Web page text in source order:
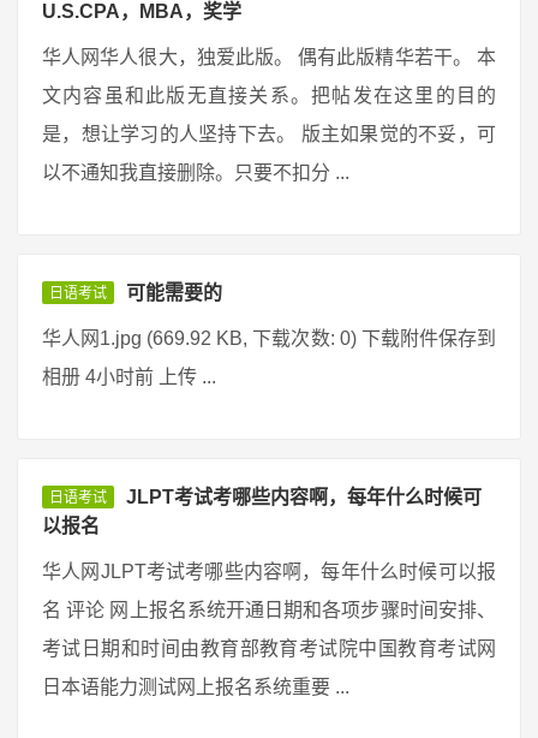
U.S.CPA，MBA，奖学
华人网华人很大，独爱此版。 偶有此版精华若干。 本
文内容虽和此版无直接关系。把帖发在这里的目的
是，想让学习的人坚持下去。 版主如果觉的不妥，可
以不通知我直接删除。只要不扣分 ...
日语考试 可能需要的
华人网1.jpg (669.92 KB, 下载次数: 0) 下载附件保存到
相册 4小时前 上传 ...
日语考试
JLPT考试考哪些内容啊，每年什么时候可
以报名
华人网JLPT考试考哪些内容啊，每年什么时候可以报
名 评论 网上报名系统开通日期和各项步骤时间安排、
考试日期和时间由教育部教育考试院中国教育考试网
日本语能力测试网上报名系统重要 ...